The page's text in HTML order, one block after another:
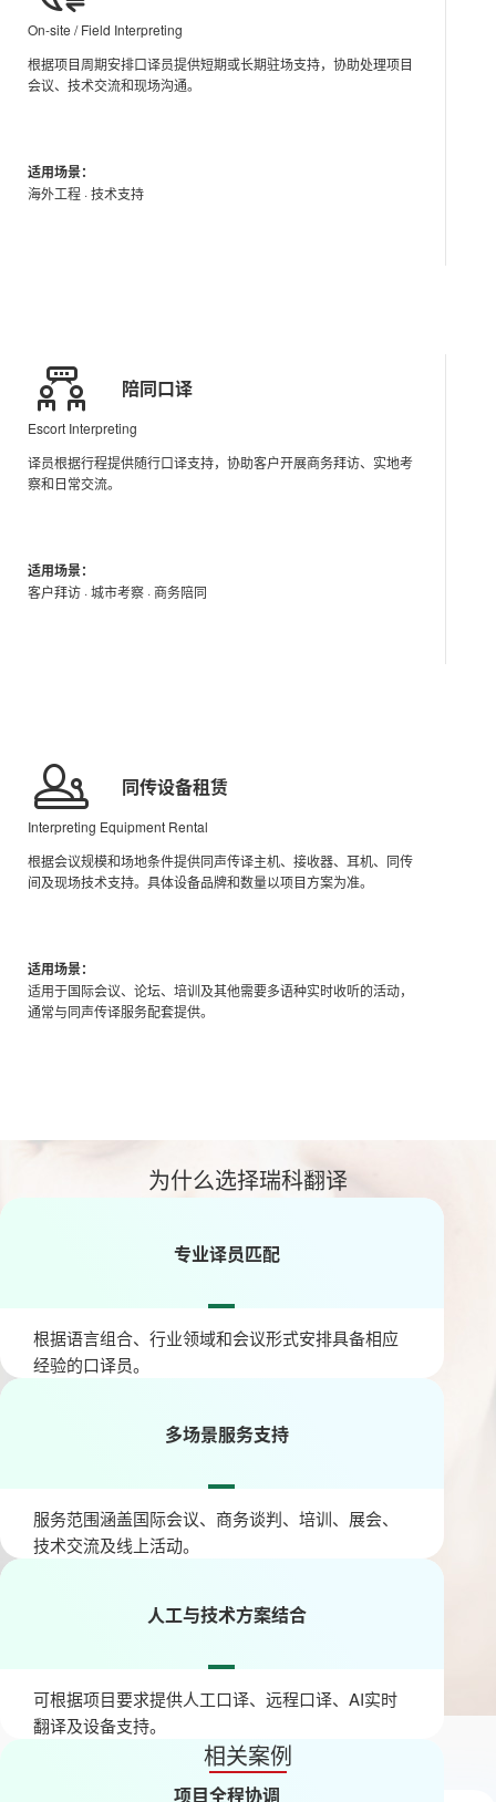
On-site / Field Interpreting
根据项目周期安排口译员提供短期或长期驻场支持，协助处理项目
会议、技术交流和现场沟通。
适用场景：
海外工程 · 技术支持
陪同口译
Escort Interpreting
译员根据行程提供随行口译支持，协助客户开展商务拜访、实地考
察和日常交流。
适用场景：
客户拜访 · 城市考察 · 商务陪同
同传设备租赁
Interpreting Equipment Rental
根据会议规模和场地条件提供同声传译主机、接收器、耳机、同传
间及现场技术支持。具体设备品牌和数量以项目方案为准。
适用场景：
适用于国际会议、论坛、培训及其他需要多语种实时收听的活动，
通常与同声传译服务配套提供。
为什么选择瑞科翻译
专业译员匹配
根据语言组合、行业领域和会议形式安排具备相应
经验的口译员。
多场景服务支持
服务范围涵盖国际会议、商务谈判、培训、展会、
技术交流及线上活动。
人工与技术方案结合
可根据项目要求提供人工口译、远程口译、AI实时
翻译及设备支持。
项目全程协调
相关案例